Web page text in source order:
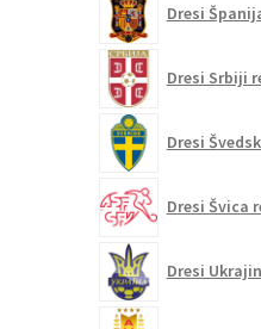
Dresi
Dresi Srbiji
Dresi
Dresi Švica
Dresi